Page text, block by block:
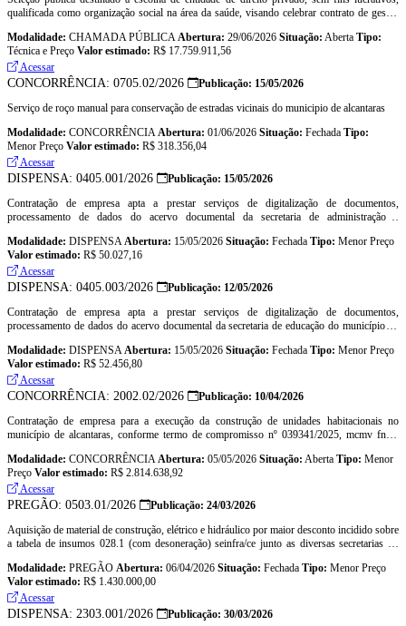
qualificada como organização social na área da saúde, visando celebrar contrato de gestão
ações e serviços de saúde na unidade basica de saude antonio rocha freire e na atenção
primária, bem como de seus bens patrimoniais, na forma estabelecida neste edital e seus
anexos.
Modalidade: CHAMADA PÚBLICA Abertura: 29/06/2026 Situação: Aberta Tipo:
Técnica e Preço Valor estimado: R$ 17.759.911,56
Acessar
CONCORRÊNCIA: 0705.02/2026
Publicação: 15/05/2026
Serviço de roço manual para conservação de estradas vicinais do municipio de alcantaras
Modalidade: CONCORRÊNCIA Abertura: 01/06/2026 Situação: Fechada Tipo:
Menor Preço Valor estimado: R$ 318.356,04
Acessar
DISPENSA: 0405.001/2026
Publicação: 15/05/2026
Contratação de empresa apta a prestar serviços de digitalização de documentos,
processamento de dados do acervo documental da secretaria de administração e
Modalidade: DISPENSA Abertura: 15/05/2026 Situação: Fechada Tipo: Menor Preço
Valor estimado: R$ 50.027,16
Acessar
DISPENSA: 0405.003/2026
Publicação: 12/05/2026
Contratação de empresa apta a prestar serviços de digitalização de documentos,
processamento de dados do acervo documental da secretaria de educação do município de
Modalidade: DISPENSA Abertura: 15/05/2026 Situação: Fechada Tipo: Menor Preço
Valor estimado: R$ 52.456,80
Acessar
CONCORRÊNCIA: 2002.02/2026
Publicação: 10/04/2026
Contratação de empresa para a execução da construção de unidades habitacionais no
município de alcantaras, conforme termo de compromisso nº 039341/2025, mcmv fnhis
Modalidade: CONCORRÊNCIA Abertura: 05/05/2026 Situação: Aberta Tipo: Menor
Preço Valor estimado: R$ 2.814.638,92
Acessar
PREGÃO: 0503.01/2026
Publicação: 24/03/2026
Aquisição de material de construção, elétrico e hidráulico por maior desconto incidido sobre
a tabela de insumos 028.1 (com desoneração) seinfra/ce junto as diversas secretarias do
Modalidade: PREGÃO Abertura: 06/04/2026 Situação: Fechada Tipo: Menor Preço
Valor estimado: R$ 1.430.000,00
Acessar
DISPENSA: 2303.001/2026
Publicação: 30/03/2026